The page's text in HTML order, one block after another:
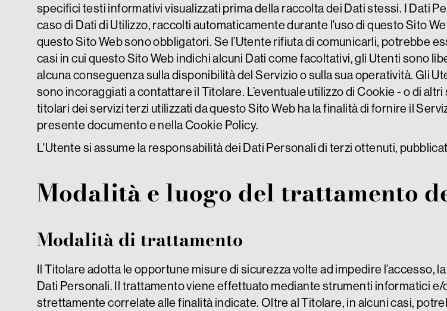
specifici testi informativi visualizzati prima della raccolta dei Dati stessi. I Dati
caso di Dati di Utilizzo, raccolti automaticamente durante l'uso di questo Sito
questo Sito Web sono obbligatori. Se l’Utente rifiuta di comunicarli, potrebbe
casi in cui questo Sito Web indichi alcuni Dati come facoltativi, gli Utenti sono
alcuna conseguenza sulla disponibilità del Servizio o sulla sua operatività. Gli
sono incoraggiati a contattare il Titolare. L’eventuale utilizzo di Cookie - o di
titolari dei servizi terzi utilizzati da questo Sito Web ha la finalità di fornire il
presente documento e nella Cookie Policy.
L'Utente si assume la responsabilità dei Dati Personali di terzi ottenuti,
Modalità e luogo del trattamento
Modalità di trattamento
Il Titolare adotta le opportune misure di sicurezza volte ad impedire l’accesso,
Dati Personali. Il trattamento viene effettuato mediante strumenti informatici
strettamente correlate alle finalità indicate. Oltre al Titolare, in alcuni casi,